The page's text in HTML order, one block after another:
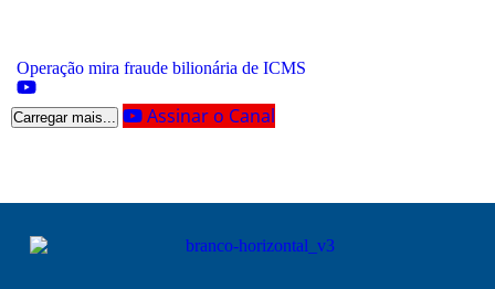
Operação mira fraude bilionária de ICMS
Carregar mais... Assinar o Canal